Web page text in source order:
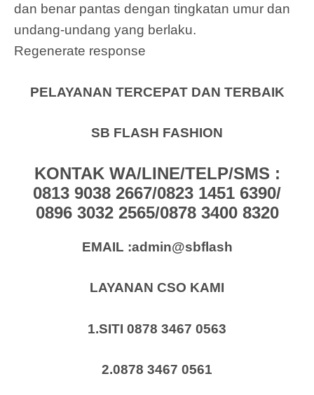
dan benar pantas dengan tingkatan umur dan
undang-undang yang berlaku.
Regenerate response
PELAYANAN TERCEPAT DAN TERBAIK
SB FLASH FASHION
KONTAK WA/LINE/TELP/SMS :
0813 9038 2667/0823 1451 6390/
0896 3032 2565/0878 3400 8320
EMAIL :admin@sbflash
LAYANAN CSO KAMI
1.SITI 0878 3467 0563
2.0878 3467 0561